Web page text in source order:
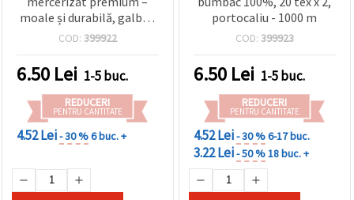
moale și durabilă, galben
deschis, 20 Tex x 2, bobină
cusături fine
COD: 399922
6.50 Lei 1-5 buc.
REDUCERI
PENTRU CANTITATE
4.52 Lei- 30 %6 buc. +
portocaliu - 1000 m
COD: 399923
6.50 Lei 1-5 buc.
REDUCERI
PENTRU CANTITATE
4.52 Lei- 30 %6-17 buc.
3.22 Lei- 50 %18 buc. +